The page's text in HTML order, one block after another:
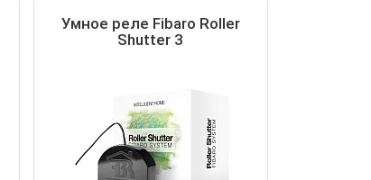
Умное реле Fibaro Roller
Shutter 3